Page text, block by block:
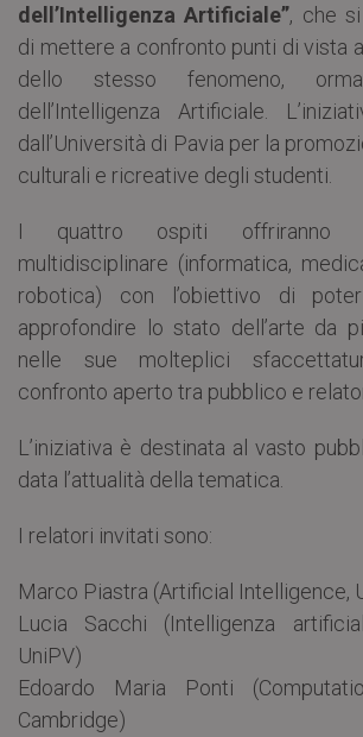
dell’Intelligenza Artificiale”, che
di mettere a confronto punti di vista
dello stesso fenomeno,
dell’Intelligenza Artificiale.
dall’Università di Pavia per la
culturali e ricreative degli studenti.
I quattro ospiti offriranno
multidisciplinare (informatica,
robotica) con l’obiettivo di
approfondire lo stato dell’arte da
nelle sue molteplici
confronto aperto tra pubblico e
L’iniziativa è destinata al vasto
data l’attualità della tematica.
I relatori invitati sono:
Marco Piastra (Artificial Intelligence,
Lucia Sacchi (Intelligenza
UniPV)
Edoardo Maria Ponti
Cambridge)